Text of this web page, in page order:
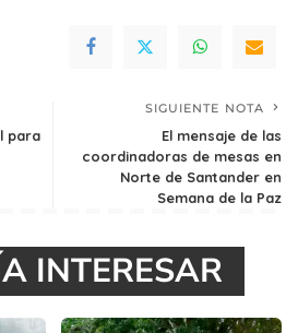
para
SIGUIENTE NOTA
El mensaje de las
coordinadoras de mesas en
Norte de Santander en
Semana de la Paz
INTERESAR